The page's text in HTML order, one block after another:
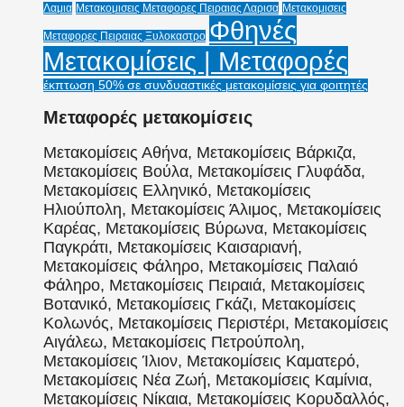
Λαμια Μετακομισεις Μεταφορες Πειραιας Λαρισα Μετακομισεις
Μεταφορες Πειραιας Ξυλοκαστρο Φθηνές
Μετακομίσεις | Μεταφορές
έκπτωση 50% σε συνδυαστικές μετακομίσεις για φοιτητές
Μεταφορές μετακομίσεις
Μετακομίσεις Αθήνα, Μετακομίσεις Βάρκιζα,
Μετακομίσεις Βούλα, Μετακομίσεις Γλυφάδα,
Μετακομίσεις Ελληνικό, Μετακομίσεις
Ηλιούπολη, Μετακομίσεις Άλιμος, Μετακομίσεις
Καρέας, Μετακομίσεις Βύρωνα, Μετακομίσεις
Παγκράτι, Μετακομίσεις Καισαριανή,
Μετακομίσεις Φάληρο, Μετακομίσεις Παλαιό
Φάληρο, Μετακομίσεις Πειραιά, Μετακομίσεις
Βοτανικό, Μετακομίσεις Γκάζι, Μετακομίσεις
Κολωνός, Μετακομίσεις Περιστέρι, Μετακομίσεις
Αιγάλεω, Μετακομίσεις Πετρούπολη,
Μετακομίσεις Ίλιον, Μετακομίσεις Καματερό,
Μετακομίσεις Νέα Ζωή, Μετακομίσεις Καμίνια,
Μετακομίσεις Νίκαια, Μετακομίσεις Κορυδαλλός,